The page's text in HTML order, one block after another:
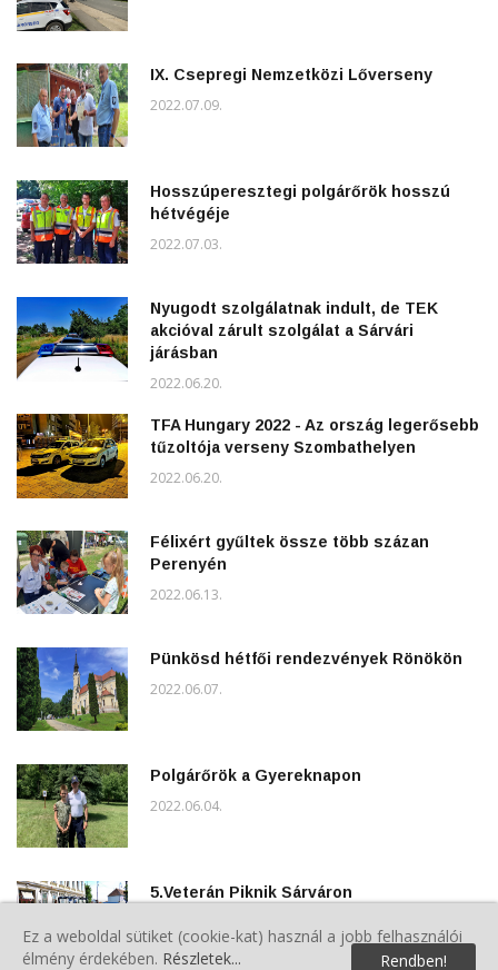
IX. Csepregi Nemzetközi Lőverseny
2022.07.09.
Hosszúperesztegi polgárőrök hosszú
hétvégéje
2022.07.03.
Nyugodt szolgálatnak indult, de TEK
akcióval zárult szolgálat a Sárvári
járásban
2022.06.20.
TFA Hungary 2022 - Az ország legerősebb
tűzoltója verseny Szombathelyen
2022.06.20.
Félixért gyűltek össze több százan
Perenyén
2022.06.13.
Pünkösd hétfői rendezvények Rönökön
2022.06.07.
Polgárőrök a Gyereknapon
2022.06.04.
5.Veterán Piknik Sárváron
Ez a weboldal sütiket (cookie-kat) használ a jobb felhasználói
élmény érdekében. Részletek... Rendben!